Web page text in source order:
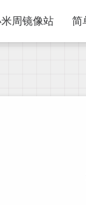
周镜像站 简